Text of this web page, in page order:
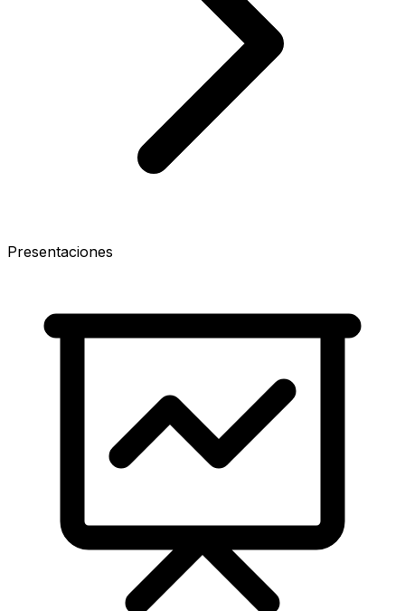
Presentaciones